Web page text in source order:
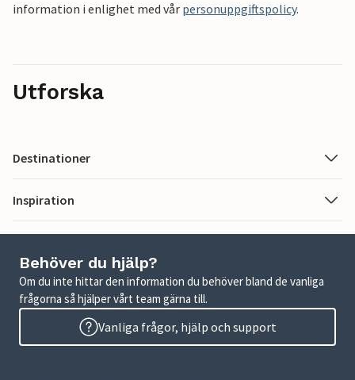
information i enlighet med vår personuppgiftspolicy.
Utforska
Destinationer
Inspiration
Behöver du hjälp?
Om du inte hittar den information du behöver bland de vanliga
frågorna så hjälper vårt team gärna till.
Vanliga frågor, hjälp och support